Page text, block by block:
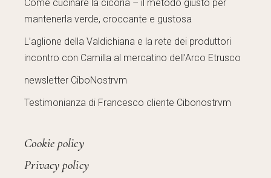
Come cucinare la cicoria – il metodo giusto per
mantenerla verde, croccante e gustosa
L’aglione della Valdichiana e la rete dei produttori
incontro con Camilla al mercatino dell’Arco Etrusco
newsletter CiboNostrvm
Testimonianza di Francesco cliente Cibonostrvm
Cookie policy
Privacy policy